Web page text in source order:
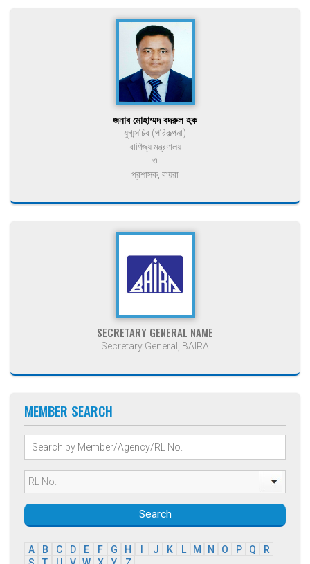
জনাব মোহাম্মদ বদরুল হক
যুগ্মসচিব (পরিকল্পনা)
বাণিজ্য মন্ত্রণালয়
ও
প্রশাসক, বায়রা
SECRETARY GENERAL NAME
Secretary General, BAIRA
MEMBER SEARCH
Search
A B C D E F G H J K L M N O P Q
R